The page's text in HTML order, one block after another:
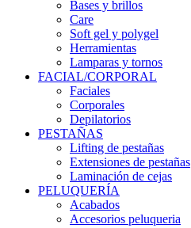
Bases y brillos
Care
Soft gel y polygel
Herramientas
Lamparas y tornos
FACIAL/CORPORAL
Faciales
Corporales
Depilatorios
PESTAÑAS
Lifting de pestañas
Extensiones de pestañas
Laminación de cejas
PELUQUERÍA
Acabados
Accesorios peluqueria